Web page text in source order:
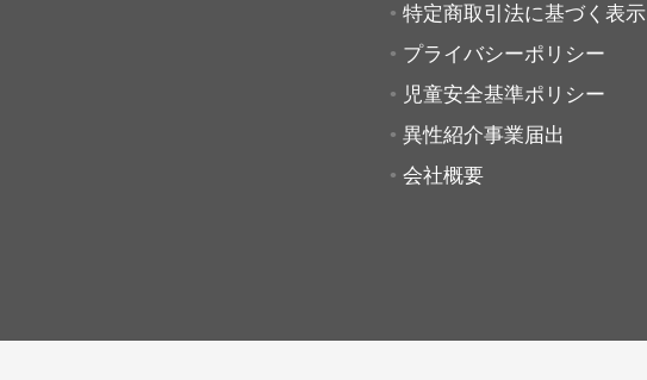
特定商取引法に基づく表示
プライバシーポリシー
児童安全基準ポリシー
異性紹介事業届出
会社概要